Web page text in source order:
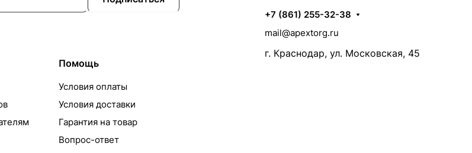
Помощь
Условия оплаты
Условия доставки
Гарантия на товар
Вопрос-ответ
+7 (861) 255-32-38
mail@apextorg.ru
г. Краснодар, ул. Московская, 45